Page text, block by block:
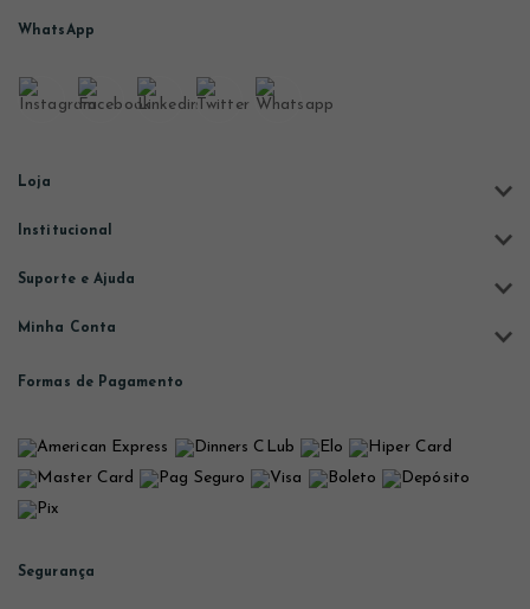
WhatsApp
Loja
Institucional
Suporte e Ajuda
Minha Conta
Formas de Pagamento
Segurança